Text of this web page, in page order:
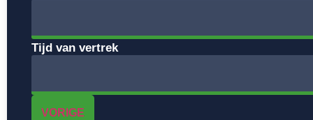
Tijd van vertrek
VORIGE